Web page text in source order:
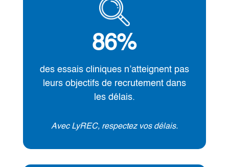
86%
des essais cliniques n’atteignent pas
leurs objectifs de recrutement dans
les délais.
Avec LyREC, respectez vos délais.